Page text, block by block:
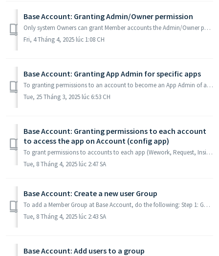
Base Account: Granting Admin/Owner permission
Only system Owners can grant Member accounts the Admin/Owner permission. Please do the following steps: Step 1: Go to https://account.base.vn and select ...
Fri, 4 Tháng 4, 2025 lúc 1:08 CH
Base Account: Granting App Admin for specific apps
To granting permissions to an account to become an App Admin of an App, follow these instructions: Step 1: Access https://account.base.vn/ or Base Account ...
Tue, 25 Tháng 3, 2025 lúc 6:53 CH
Base Account: Granting permissions to each account
to access the app on Account (config app)
To grant permissions to accounts to each app (Wework, Request, Inside....), follow these instructions: Step 1: Access the page https://account.base.vn/ S...
Tue, 8 Tháng 4, 2025 lúc 2:47 SA
Base Account: Create a new user Group
To add a Member Group at Base Account, do the following: Step 1: Go to the Group section on the page https://account.base.vn/ => Add group. Step 2...
Tue, 8 Tháng 4, 2025 lúc 2:43 SA
Base Account: Add users to a group